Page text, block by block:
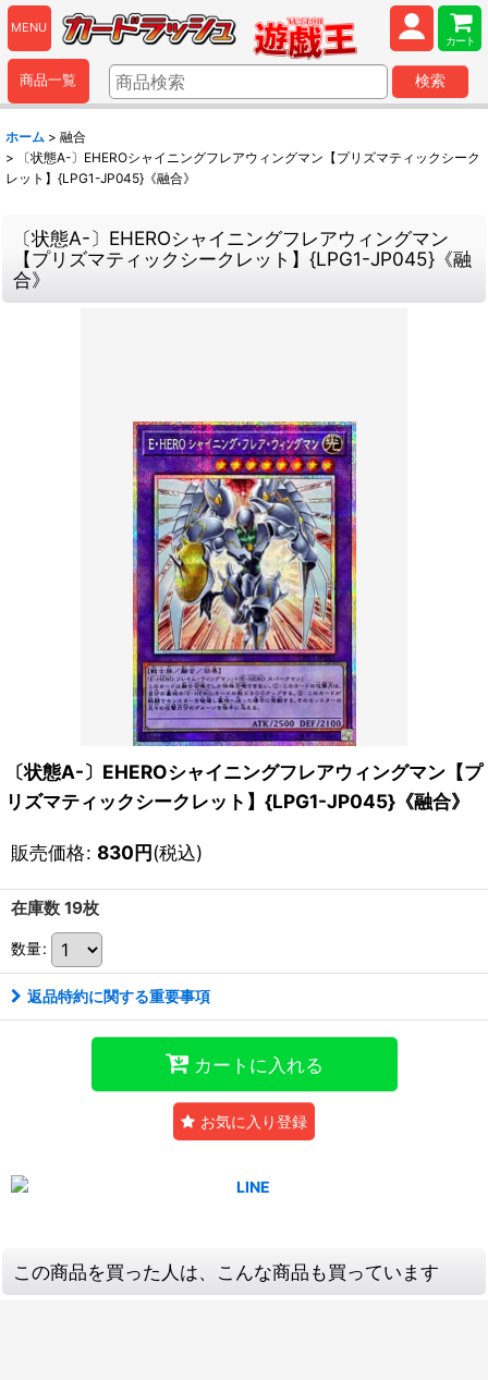
MENU
カート
商品一覧 検索
ホーム > 融合
>
〔状態A-〕EHEROシャイニングフレアウィングマン【プリズマティックシーク
レット】{LPG1-JP045}《融合》
〔状態A-〕EHEROシャイニングフレアウィングマン
【プリズマティックシークレット】{LPG1-JP045}《融
合》
〔状態A-〕EHEROシャイニングフレアウィングマン【プ
リズマティックシークレット】{LPG1-JP045}《融合》
販売価格: 830円(税込)
在庫数 19枚
数量:
返品特約に関する重要事項
カートに入れる
お気に入り登録
この商品を買った人は、こんな商品も買っています